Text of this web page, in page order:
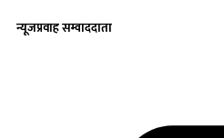
न्यूजप्रवाह सम्वाददाता